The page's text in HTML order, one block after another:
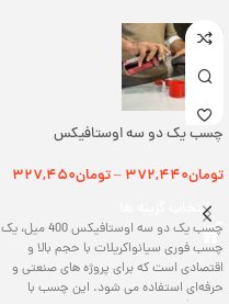
چسب یک دو سه اوستافیکس
تومان۳۷۲,۴۴۰ –تومان۳۲۷,۴۵۰
انتخاب گزینه ها
چسب یک دو سه اوستافیکس 400 میل، یک
چسب فوری سیانواکریلات با حجم بالا و
اقتصادی است که برای پروژه‌ های صنعتی و
حرفه‌ای استفاده می شود. این چسب با